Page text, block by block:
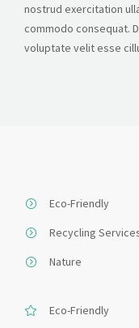
nostrud exercitation
commodo consequat.
voluptate velit esse
Eco-Friendly
Recycling
Nature
Eco-Friendly